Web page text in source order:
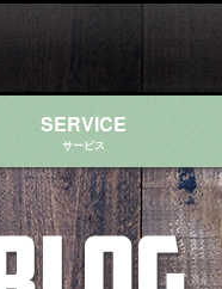
SERVICE
サービス